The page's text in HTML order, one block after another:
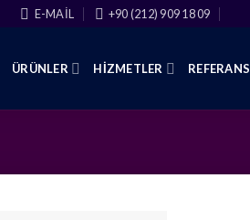
E-MAIL +90 (212) 909 18 09
ÜRÜNLER HIZMETLER